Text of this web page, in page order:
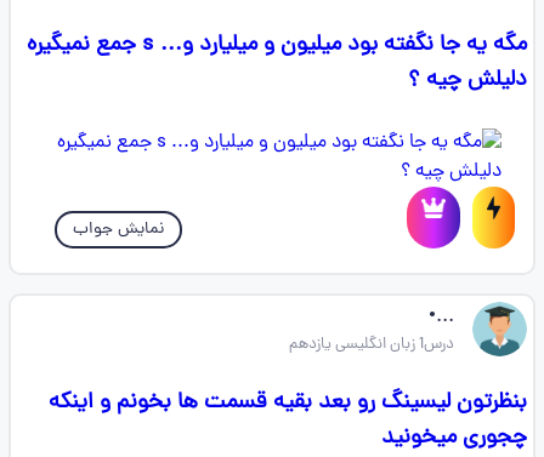
مگه یه جا نگفته بود میلیون و میلیارد و... s جمع نمیگیره
دلیلش چیه ؟
نمایش جواب
...•
درس1 زبان انگلیسی یازدهم
بنظرتون لیسینگ رو بعد بقیه قسمت ها بخونم و اینکه
چجوری میخونید